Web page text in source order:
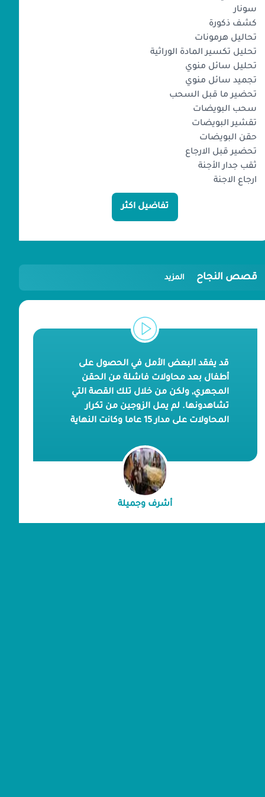
سونار
كشف ذكورة
تحاليل هرمونات
تحليل تكسير المادة الوراثية
تحليل سائل منوي
تجميد سائل منوي
تحضير ما قبل السحب
سحب البويضات
تقشير البويضات
حقن البويضات
تحضير قبل الارجاع
ثقب جدار الأجنة
ارجاع الاجنة
تفاضيل اكثر
قصص النجاح المزيد
قد يفقد البعض الأمل في الحصول على
أطفال بعد محاولات فاشلة من الحقن
المجهري, ولكن من خلال تلك القصة التي
تشاهدونها. لم يمل الزوجين من تكرار
المحاولات على مدار 15 عاما وكانت النهاية
بداية الطبي. السيد أشرف و السيد جميلة
رزقهما الله بثلاثة أطفال بصحة جيدة بعد
معاناة طويلة من عوائق نفسية وآلام
أشرف وجميلة